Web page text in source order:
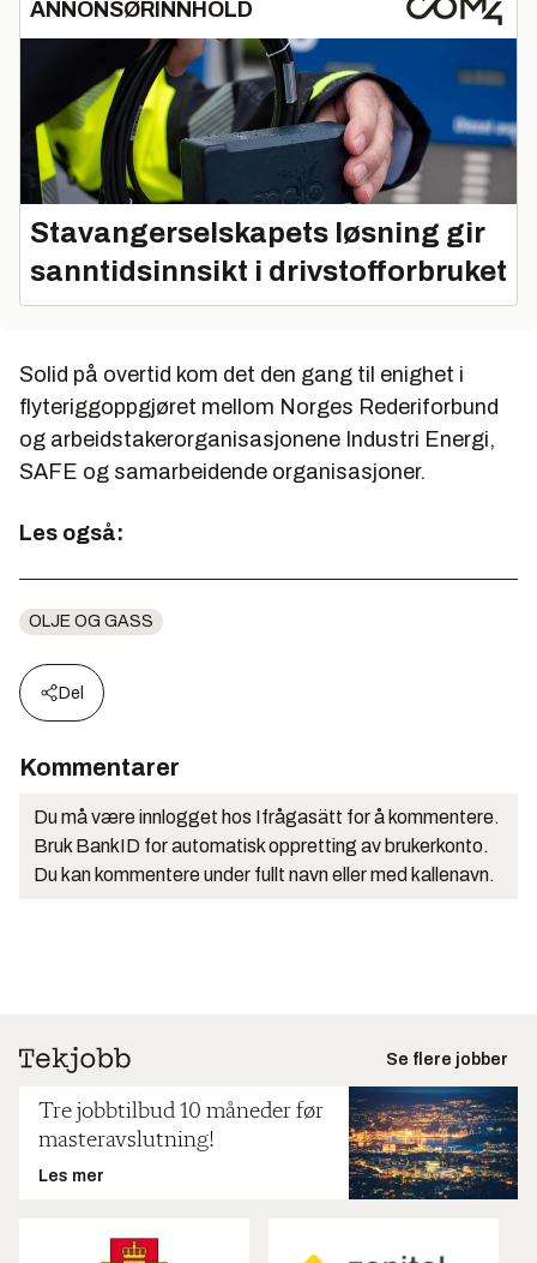
ANNONSØRINNHOLD
Stavangerselskapets løsning gir
sanntidsinnsikt i drivstofforbruket
Solid på overtid kom det den gang til enighet i
flyteriggoppgjøret mellom Norges Rederiforbund
og arbeidstakerorganisasjonene Industri Energi,
SAFE og samarbeidende organisasjoner.
Les også:
OLJE OG GASS
Del
Kommentarer
Du må være innlogget hos Ifrågasätt for å kommentere.
Bruk BankID for automatisk oppretting av brukerkonto.
Du kan kommentere under fullt navn eller med kallenavn.
Se flere jobber
Tre jobbtilbud 10 måneder før
masteravslutning!
Les mer